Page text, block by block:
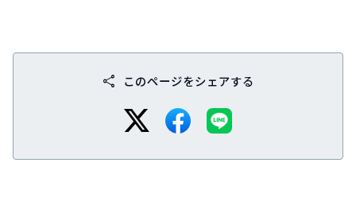
share このページをシェアする